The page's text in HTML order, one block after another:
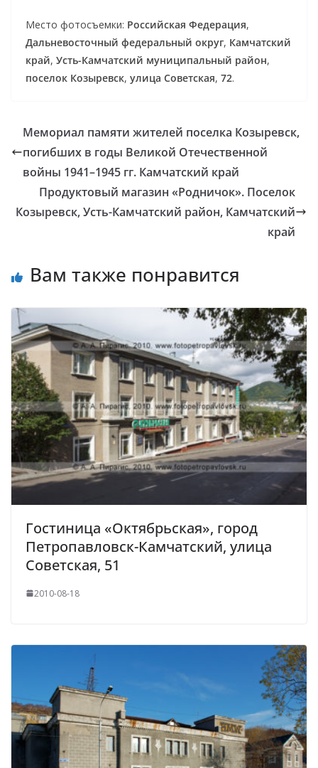
Место фотосъемки: Российская Федерация,
Дальневосточный федеральный округ, Камчатский
край, Усть-Камчатский муниципальный район,
поселок Козыревск, улица Советская, 72.
Мемориал памяти жителей поселка Козыревск,
погибших в годы Великой Отечественной
войны 1941–1945 гг. Камчатский край
Продуктовый магазин «Родничок». Поселок
Козыревск, Усть-Камчатский район, Камчатский
край
Вам также понравится
Гостиница «Октябрьская», город
Петропавловск-Камчатский, улица
Советская, 51
2010-08-18